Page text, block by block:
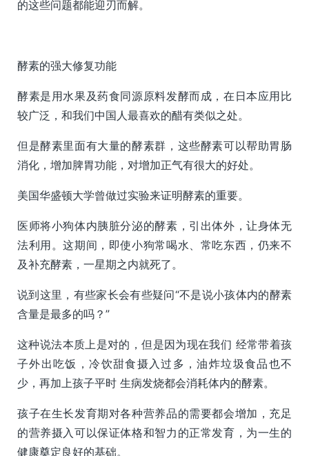
的这些问题都能迎刃而解。
酵素的强大修复功能
酵素是用水果及药食同源原料发酵而成，在日本应用比
较广泛，和我们中国人最喜欢的醋有类似之处。
但是酵素里面有大量的酵素群，这些酵素可以帮助胃肠
消化，增加脾胃功能，对增加正气有很大的好处。
美国华盛顿大学曾做过实验来证明酵素的重要。
医师将小狗体内胰脏分泌的酵素，引出体外，让身体无
法利用。这期间，即使小狗常喝水、常吃东西，仍来不
及补充酵素，一星期之内就死了。
说到这里，有些家长会有些疑问“不是说小孩体内的酵素
含量是最多的吗？”
这种说法本质上是对的，但是因为现在我们 经常带着孩
子外出吃饭，冷饮甜食摄入过多，油炸垃圾食品也不
少，再加上孩子平时 生病发烧都会消耗体内的酵素。
孩子在生长发育期对各种营养品的需要都会增加，充足
的营养摄入可以保证体格和智力的正常发育，为一生的
健康奠定良好的基础。